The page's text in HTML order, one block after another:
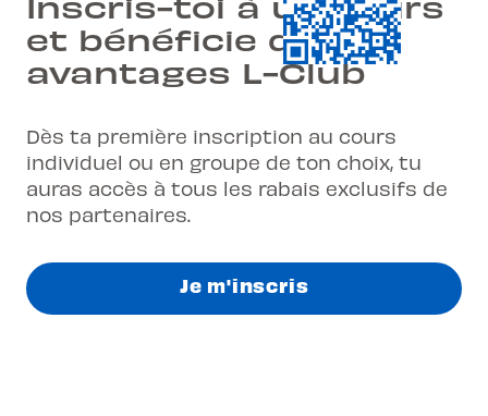
et bénéficie des
avantages L-Club
Dès ta première inscription au cours
individuel ou en groupe de ton choix, tu
auras accès à tous les rabais exclusifs de
nos partenaires.
Je m'inscris